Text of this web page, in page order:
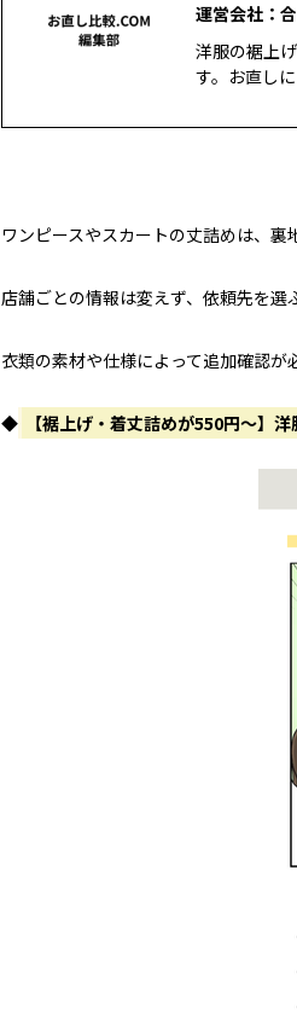
運営会社：
洋服の裾上
す。お直し
ワンピースやスカートの丈詰めは、裏
店舗ごとの情報は変えず、依頼先を選
衣類の素材や仕様によって追加確認が
◆ 【裾上げ・着丈詰めが550円〜】